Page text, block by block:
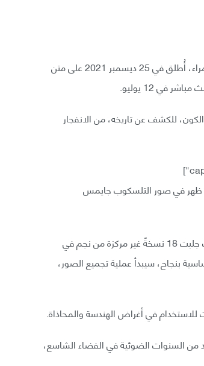
تلسكوب جيمس ويب التابع لناسا هو مرصد فضائي يعمل بالأشعة تحت الحمراء، أُطلق في 25 ديسمبر 2021 على متن
الذي تبلغ تكلفته 10 مليارات دولار- الكون، للكشف عن تاريخه، من الانفجار
ظهر في صور التلسكوب جايمس
في 18 فبراير، أصدرت وكالة ناسا صورةً جديدة مُحسّنة من جيمس ويب، حيث جلبت 18 نسخةً غير مركزة من نجم في
بنجاح، سيبدأ عملية تجميع الصور،
في أغراض الهندسة والمحاذاة.
العديد من السنوات الضوئية في الفضاء الشاسع،